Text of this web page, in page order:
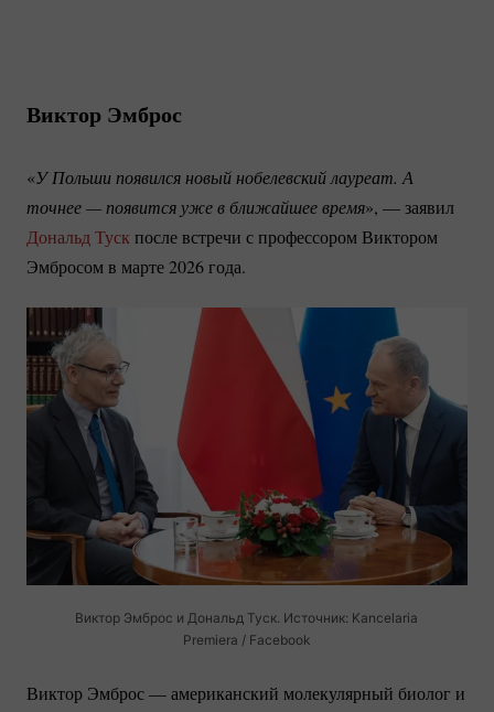
Виктор Эмброс
«У Польши появился новый нобелевский лауреат. А
точнее — появится уже в ближайшее время», — заявил
Дональд Туск после встречи с профессором Виктором
Эмбросом в марте 2026 года.
Виктор Эмброс и Дональд Туск. Источник: Kancelaria
Premiera / Facebook
Виктор Эмброс — американский молекулярный биолог и